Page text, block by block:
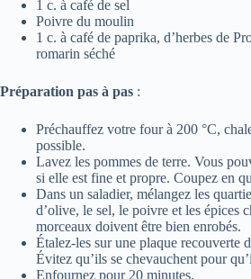
1 c. à café de sel
Poivre du moulin
1 c. à café de paprika, d’herbes de
romarin séché
Préparation pas à pas :
Préchauffez votre four à 200 °C,
possible.
Lavez les pommes de terre. Vous
si elle est fine et propre. Coupez en
Dans un saladier, mélangez les
d’olive, le sel, le poivre et les épices
morceaux doivent être bien enrobés.
Étalez-les sur une plaque recouverte
Évitez qu’ils se chevauchent pour
Enfournez pour 20 minutes.